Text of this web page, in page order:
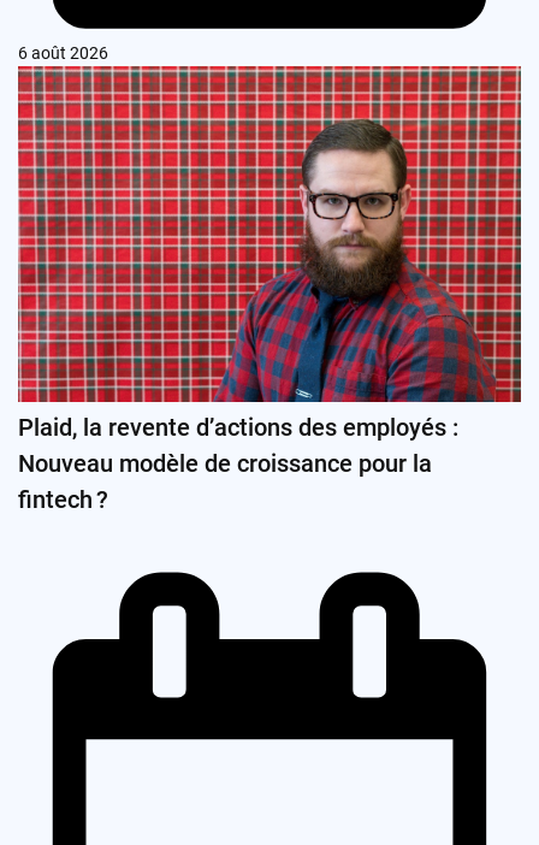
6 août 2026
Plaid, la revente d’actions des employés :
Nouveau modèle de croissance pour la
fintech ?